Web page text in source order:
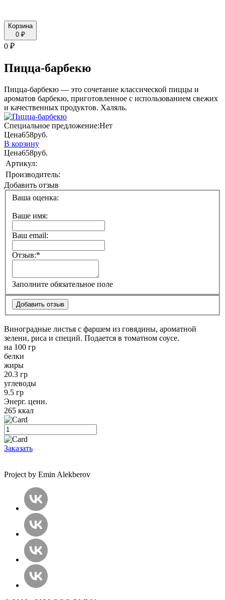
Корзина
0 ₽
0 ₽
Пицца-барбекю
Пицца-барбекю — это сочетание классической пиццы и
ароматов барбекю, приготовленное с использованием свежих
и качественных продуктов. Халяль.
Специальное предложение:Нет
Цена658руб.
В корзину
Цена658руб.
Артикул:
Производитель:
Добавить отзыв
Ваша оценка:
Ваше имя:
Ваш email:
Отзыв:*
Заполните обязательное поле
Виноградные листья с фаршем из говядины, ароматной
зелени, риса и специй. Подается в томатном соусе.
на 100 гр
белки
жиры
20.3 гр
углеводы
9.5 гр
Энерг. ценн.
265 ккал
Заказать
Project by Emin Alekberov